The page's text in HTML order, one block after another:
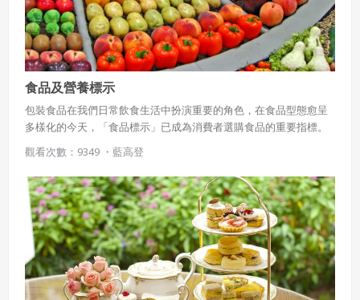
食品及營養標示
包裝食品在我們日常飲食生活中扮演重要的角色，在食品型態愈呈
多樣化的今天，「食品標示」已成為消費者選購食品的重要指標。
對消費者來說，正確的標示除了可提供適當的消費資訊外，消費者
正確的認知和認真的選擇購買，也是對消費權益的另一層保障。
觀看次數：9349 ・ 藍高登